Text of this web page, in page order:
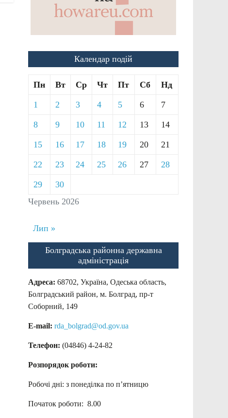
Календар подій
Червень 2026
Пн Вт Ср Чт Пт Сб Нд
1 2 3 4 5 6 7
8 9 10 11 12 13 14
15 16 17 18 19 20 21
22 23 24 25 26 27 28
29 30
Лип »
Болградська районна державна
адміністрація
Адреса: 68702, Україна, Одеська область,
Болградський район, м. Болград, пр-т
Соборний, 149
E-mail: rda_bolgrad@od.gov.ua
Телефон: (04846) 4-24-82
Розпорядок роботи:
Робочі дні: з понеділка по п’ятницю
Початок роботи: 8.00